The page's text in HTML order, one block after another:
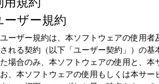
放送局
放送時間
2026年4月9日（木）06:00～08:00
番組名
ONE MORNING AICHI